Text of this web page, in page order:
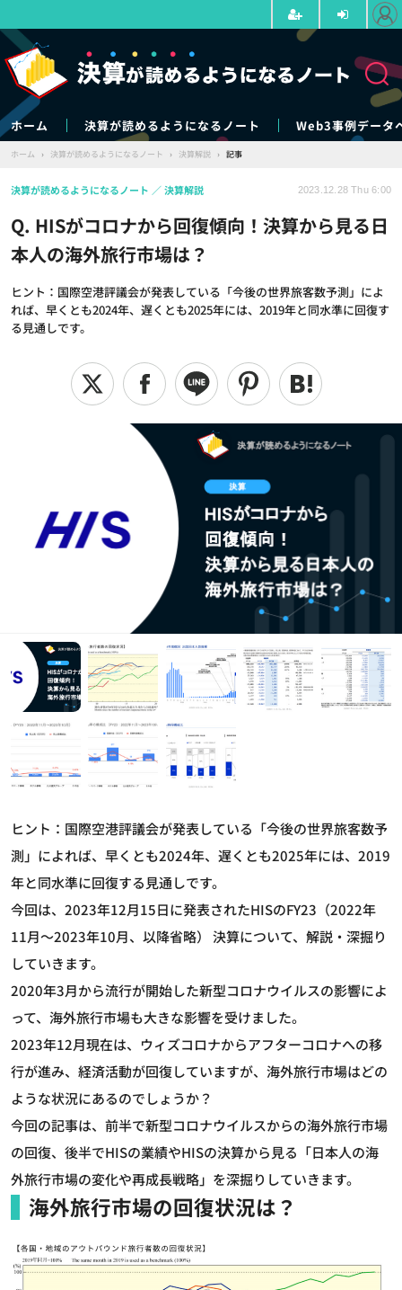
ホーム 決算が読めるようになるノート Web3事例データ
ホーム › 決算が読めるようになるノート › 決算解説 › 記事
Q. HISがコロナから回復傾向！決算から見る日
本人の海外旅行市場は？
ヒント：国際空港評議会が発表している「今後の世界旅客数予測」によ
れば、早くとも2024年、遅くとも2025年には、2019年と同水準に回復す
る見通しです。
決算が読めるようになるノート 決算解説 2023.12.28 Thu 6:00
ヒント：国際空港評議会が発表している「今後の世界旅客数予
測」によれば、早くとも2024年、遅くとも2025年には、2019
年と同水準に回復する見通しです。
今回は、2023年12月15日に発表されたHISのFY23（2022年
11月～2023年10月、以降省略） 決算について、解説・深掘り
していきます。
2020年3月から流行が開始した新型コロナウイルスの影響によ
って、海外旅行市場も大きな影響を受けました。
2023年12月現在は、ウィズコロナからアフターコロナへの移
行が進み、経済活動が回復していますが、海外旅行市場はどの
ような状況にあるのでしょうか？
今回の記事は、前半で新型コロナウイルスからの海外旅行市場
の回復、後半でHISの業績やHISの決算から見る「日本人の海
外旅行市場の変化や再成長戦略」を深掘りしていきます。
海外旅行市場の回復状況は？